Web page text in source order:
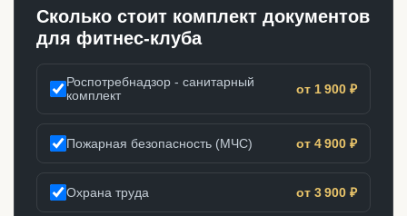
Сколько стоит комплект документов
для фитнес-клуба
Роспотребнадзор - санитарный
комплект
от 1 900 ₽
Пожарная безопасность (МЧС) от 4 900 ₽
Охрана труда от 3 900 ₽